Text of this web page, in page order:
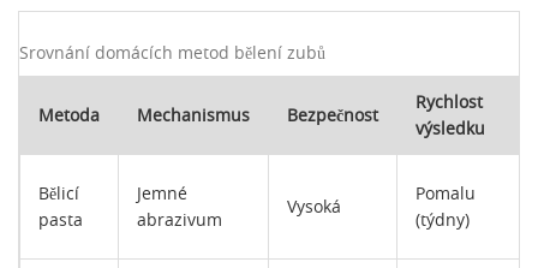
Srovnání domácích metod bělení zubů
Metoda Mechanismus Bezpečnost
Rychlost
výsledku
Bělicí
pasta
Jemné
abrazivum
Vysoká
Pomalu
(týdny)